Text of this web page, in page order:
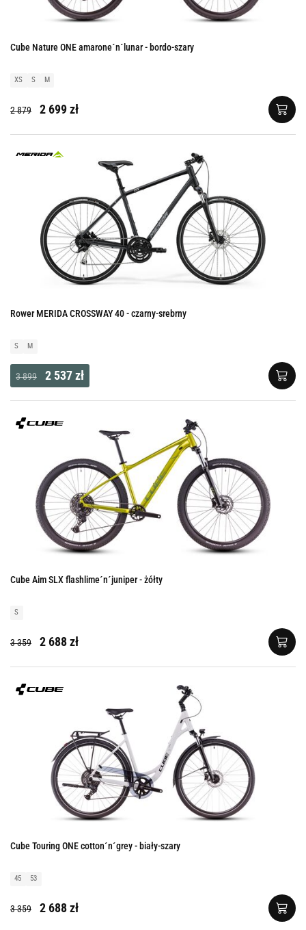
Cube Nature ONE amarone´n´lunar - bordo-szary
XS S M
2 879 2 699 zł
Rower MERIDA CROSSWAY 40 - czarny-srebrny
S M
3 899 2 537 zł
Cube Aim SLX flashlime´n´juniper - żółty
S
3 359 2 688 zł
Cube Touring ONE cotton´n´grey - biały-szary
45 53
3 359 2 688 zł